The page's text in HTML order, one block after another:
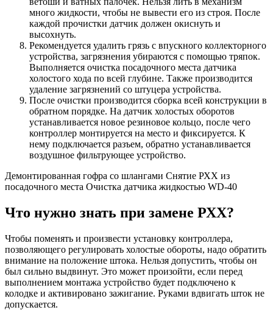
много жидкости, чтобы не вывести его из строя. После
каждой прочистки датчик должен окиснуть и
высохнуть.
Рекомендуется удалить грязь с впускного коллекторного
устройства, загрязнения убираются с помощью тряпок.
Выполняется очистка посадочного места датчика
холостого хода по всей глубине. Также производится
удаление загрязнений со штуцера устройства.
После очистки производится сборка всей конструкции в
обратном порядке. На датчик холостых оборотов
устанавливается новое резиновое кольцо, после чего
контроллер монтируется на место и фиксируется. К
нему подключается разъем, обратно устанавливается
воздушное фильтрующее устройство.
Демонтированная гофра со шлангами Снятие РХХ из
посадочного места Очистка датчика жидкостью WD-40
Что нужно знать при замене РХХ?
Чтобы поменять и произвести установку контроллера,
позволяющего регулировать холостые обороты, надо обратить
внимание на положение штока. Нельзя допустить, чтобы он
был сильно выдвинут. Это может произойти, если перед
выполнением монтажа устройство будет подключено к
колодке и активировано зажигание. Руками вдвигать шток не
допускается.